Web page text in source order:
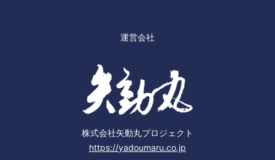
運営会社
株式会社矢動丸プロジェクト
https://yadoumaru.co.jp